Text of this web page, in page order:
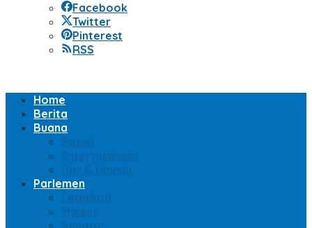
Facebook
Twitter
Pinterest
RSS
Home
Berita
Buana
Sosial
Entertainment
Haji & Umroh
Parlemen
Legislatif
Majelis
Senator